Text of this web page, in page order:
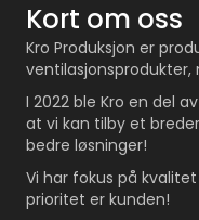
Kort om oss
Kro Produksjon er
ventilasjonsprodukter,
I 2022 ble Kro en del
at vi kan tilby et
bedre løsninger!
Vi har fokus på
prioritet er kunden!